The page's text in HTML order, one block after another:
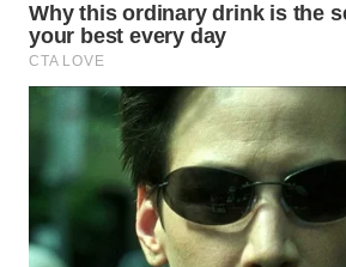
SERIBU
TANGERANG
WN
BINJAI